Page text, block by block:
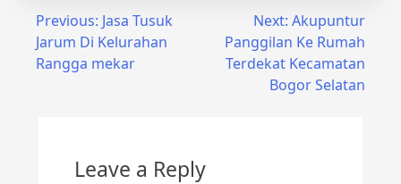
Post
navigation
Previous: Jasa Tusuk
Jarum Di Kelurahan
Rangga mekar
Next: Akupuntur
Panggilan Ke Rumah
Terdekat Kecamatan
Bogor Selatan
Leave a Reply